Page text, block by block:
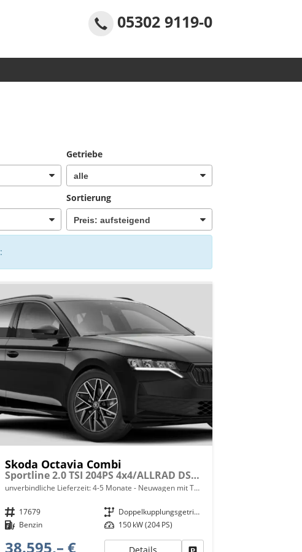
05302 9119-0
Getriebe
Sortierung
Skoda Octavia Combi
Sportline 2.0 TSI 204PS 4x4/ALLRAD DSG/AUTOMATIK, 5 JAHRE GARANTIE, 17" ALU, Climatronic, NAVI 13", Elektr. Heckklappe, ACC, Alarm, Parksensoren vo/hi, Privacy-Glas, KESSY, Rückfahrkamera, Virtual Cockpit 10", Sitzheizung, LED-Scheinwerfer, Sportfahrwerk
unverbindliche Lieferzeit: 4-5 Monate Neuwagen mit Tageszulassung
Fahrzeugnr. 17679 Getriebe
Doppelkupplungsgetriebe (DSG)
Kraftstoff Benzin Leistung 150 kW (204 PS)
38.595,– € Fahrzeug parken